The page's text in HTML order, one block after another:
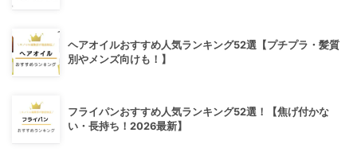
ヘアオイルおすすめ人気ランキング52選【プチプラ・髪質
別やメンズ向けも！】
フライパンおすすめ人気ランキング52選！【焦げ付かな
い・長持ち！2026最新】